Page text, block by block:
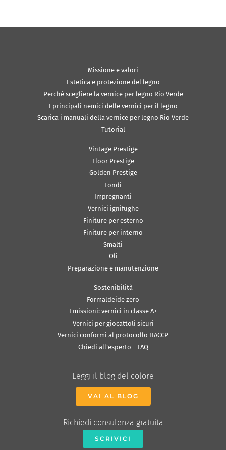
Missione e valori
Estetica e protezione del legno
Perché scegliere la vernice per legno Rio Verde
I principali nemici delle vernici per il legno
Scarica i manuali della vernice per legno Rio Verde
Tutorial
Vintage Prestige
Floor Prestige
Golden Prestige
Fondi
Impregnanti
Vernici ignifughe
Finiture per esterno
Finiture per interno
Smalti
Oli
Preparazione e manutenzione
Sostenibilità
Formaldeide zero
Emissioni: vernici in classe A+
Vernici per giocattoli sicuri
Vernici conformi al protocollo HACCP
Chiedi all’esperto – FAQ
Leggi il blog del colore
VAI AL BLOG
Richiedi consulenza gratuita
SCRIVICI